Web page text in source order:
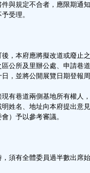
與規定不合者，應限期通
受理。
，本府應將擬改道或廢止
公所及里辦公處、申請巷
，並將公開展覽日期登報
有巷道兩側基地所有權人
姓名、地址向本府提出意
）予以參考審議。
須有全體委員過半數出席